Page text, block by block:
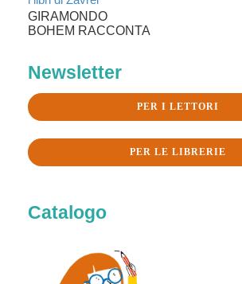
GIRAMONDO
BOHEM RACCONTA
Newsletter
PER I LETTORI
PER LE LIBRERIE
Catalogo